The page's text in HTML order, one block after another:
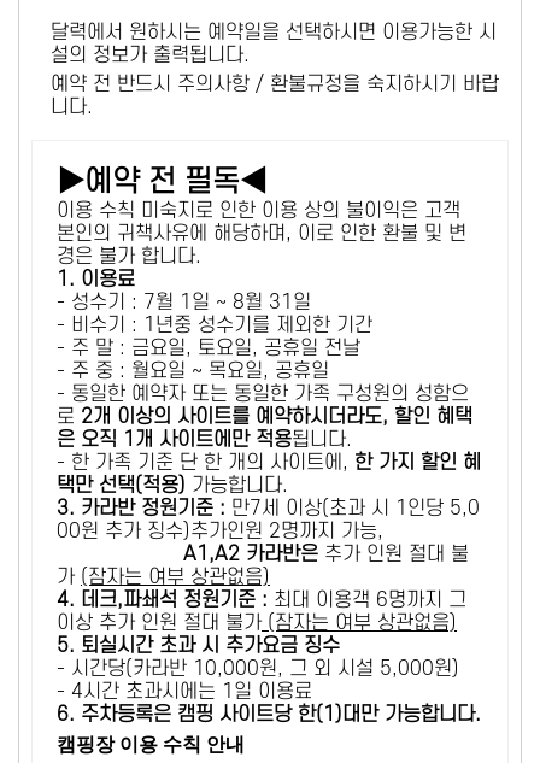
달력에서 원하시는 예약일을 선택하시면 이용가능한 시
설의 정보가 출력됩니다.
예약 전 반드시 주의사항 / 환불규정을 숙지하시기 바랍
니다.
▶예약 전 필독◀
이용 수칙 미숙지로 인한 이용 상의 불이익은 고객
본인의 귀책사유에 해당하며, 이로 인한 환불 및 변
경은 불가 합니다.
1. 이용료
- 성수기 : 7월 1일 ~ 8월 31일
- 비수기 : 1년중 성수기를 제외한 기간
- 주 말 : 금요일, 토요일, 공휴일 전날
- 주 중 : 월요일 ~ 목요일, 공휴일
- 동일한 예약자 또는 동일한 가족 구성원의 성함으
로 2개 이상의 사이트를 예약하시더라도, 할인 혜택
은 오직 1개 사이트에만 적용됩니다.
- 한 가족 기준 단 한 개의 사이트에, 한 가지 할인 혜
택만 선택(적용) 가능합니다.
3. 카라반 정원기준 : 만7세 이상(초과 시 1인당 5,0
00원 추가 징수)추가인원 2명까지 가능,
A1,A2 카라반은 추가 인원 절대 불
가 (잠자는 여부 상관없음)
4. 데크,파쇄석 정원기준 : ​최대 이용객 6명까지 그
이상 추가 인원 절대 불가 (잠자는 여부 상관없음)
5. 퇴실시간 초과 시 추가요금 징수
- 시간당(카라반 10,000원, 그 외 시설 5,000원)
- 4시간 초과시에는 1일 이용료
6. 주차등록은 캠핑 사이트당 한(1)대만 가능합니다.
캠핑장 이용 수칙 안내